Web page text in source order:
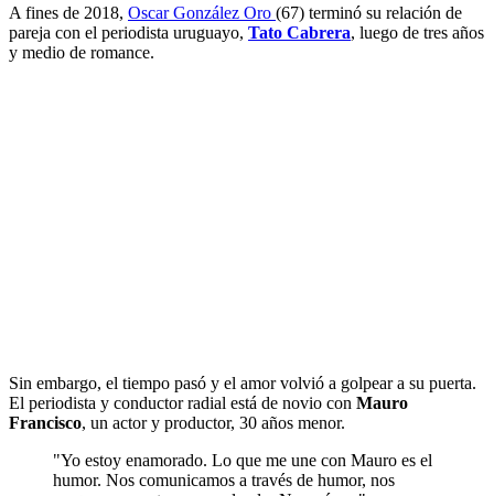
A fines de 2018, Oscar González Oro (67) terminó su relación de
pareja con el periodista uruguayo, Tato Cabrera, luego de tres años
y medio de romance.
Sin embargo, el tiempo pasó y el amor volvió a golpear a su puerta.
El periodista y conductor radial está de novio con Mauro
Francisco, un actor y productor, 30 años menor.
"Yo estoy enamorado. Lo que me une con Mauro es el
humor. Nos comunicamos a través de humor, nos